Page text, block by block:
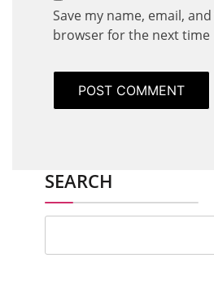
Save my name, email,
browser for the next time
SEARCH